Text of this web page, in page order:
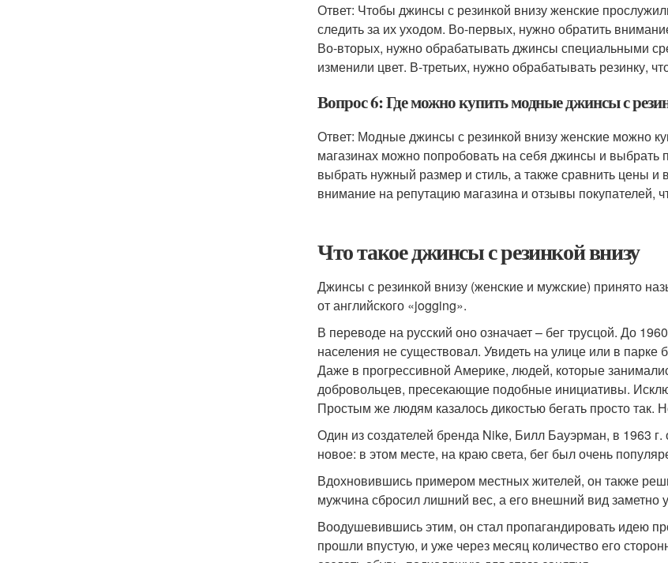
Ответ: Чтобы джинсы с резинкой внизу женские
следить за их уходом. Во-первых, нужно обратить
Во-вторых, нужно обрабатывать джинсы специальными
изменили цвет. В-третьих, нужно обрабатывать резинку,
Вопрос 6: Где можно купить модные джинсы с
Ответ: Модные джинсы с резинкой внизу женские можно
магазинах можно попробовать на себя джинсы и
выбрать нужный размер и стиль, а также сравнить цены
внимание на репутацию магазина и отзывы покупателей,
Что такое джинсы с резинкой внизу
Джинсы с резинкой внизу (женские и мужские) принято
от английского «jogging».
В переводе на русский оно означает – бег трусцой. До
населения не существовал. Увидеть на улице или в
Даже в прогрессивной Америке, людей, которые
добровольцев, пресекающие подобные инициативы.
Простым же людям казалось дикостью бегать просто так.
Один из создателей бренда Nike, Билл Бауэрман, в 1963
новое: в этом месте, на краю света, бег был очень
Вдохновившись примером местных жителей, он также
мужчина сбросил лишний вес, а его внешний вид заметно
Воодушевившись этим, он стал пропагандировать идею
прошли впустую, и уже через месяц количество его